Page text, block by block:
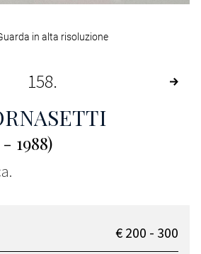
in alta risoluzione
158
1988)
€ 200 - 300